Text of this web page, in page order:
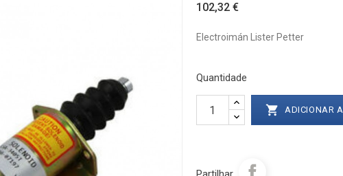
102,32 €
Electroimán Lister Petter
Quantidade
 ADICIONAR